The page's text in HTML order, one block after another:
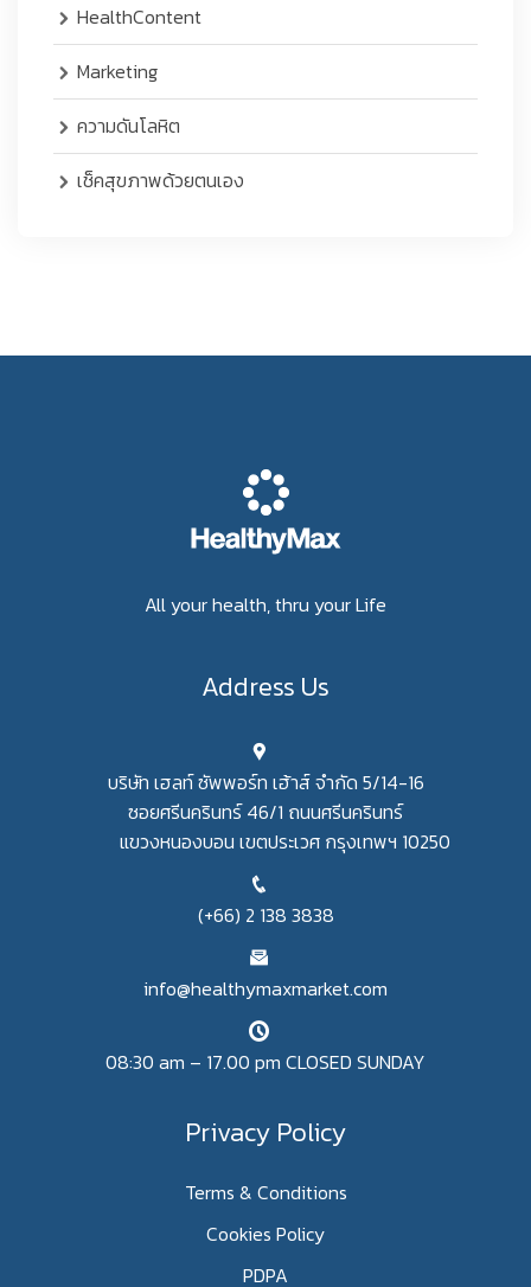
HealthContent
Marketing
ความดันโลหิต
เช็คสุขภาพด้วยตนเอง
All your health, thru your Life
Address Us
บริษัท เฮลท์ ซัพพอร์ท เฮ้าส์ จำกัด 5/14-16
ซอยศรีนครินทร์ 46/1 ถนนศรีนครินทร์
แขวงหนองบอน เขตประเวศ กรุงเทพฯ 10250
(+66) 2 138 3838
info@healthymaxmarket.com
08:30 am – 17.00 pm CLOSED SUNDAY
Privacy Policy
Terms & Conditions
Cookies Policy
PDPA